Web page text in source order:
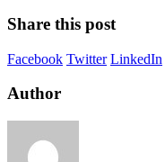
Share this post
Facebook Twitter LinkedIn
Author